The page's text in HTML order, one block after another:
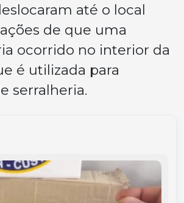
até o local
de que uma
ocorrido no interior da
é utilizada para
serralheria.